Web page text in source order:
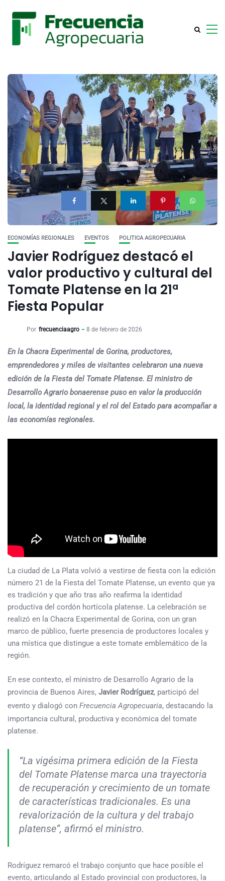
ECONOMÍAS REGIONALES EVENTOS POLITICA AGROPECUARIA
Javier Rodríguez destacó el
valor productivo y cultural del
Tomate Platense en la 21ª
Fiesta Popular
Por frecuenciaagro 8 de febrero de 2026
En la Chacra Experimental de Gorina, productores,
emprendedores y miles de visitantes celebraron una nueva
edición de la Fiesta del Tomate Platense. El ministro de
Desarrollo Agrario bonaerense puso en valor la producción
local, la identidad regional y el rol del Estado para acompañar a
las economías regionales.
La ciudad de La Plata volvió a vestirse de fiesta con la edición
número 21 de la Fiesta del Tomate Platense, un evento que ya
es tradición y que año tras año reafirma la identidad
productiva del cordón hortícola platense. La celebración se
realizó en la Chacra Experimental de Gorina, con un gran
marco de público, fuerte presencia de productores locales y
una mística que distingue a este tomate emblemático de la
región.
En ese contexto, el ministro de Desarrollo Agrario de la
provincia de Buenos Aires, Javier Rodríguez, participó del
evento y dialogó con Frecuencia Agropecuaria, destacando la
importancia cultural, productiva y económica del tomate
platense.
“La vigésima primera edición de la Fiesta
del Tomate Platense marca una trayectoria
de recuperación y crecimiento de un tomate
de características tradicionales. Es una
revalorización de la cultura y del trabajo
platense”, afirmó el ministro.
Rodríguez remarcó el trabajo conjunto que hace posible el
evento, articulando al Estado provincial con productores, la